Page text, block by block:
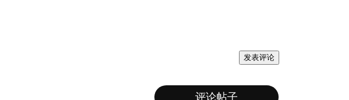
发表评论
评论帖子